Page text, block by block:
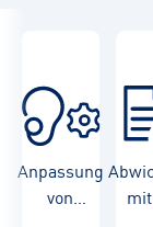
Anpassung
von